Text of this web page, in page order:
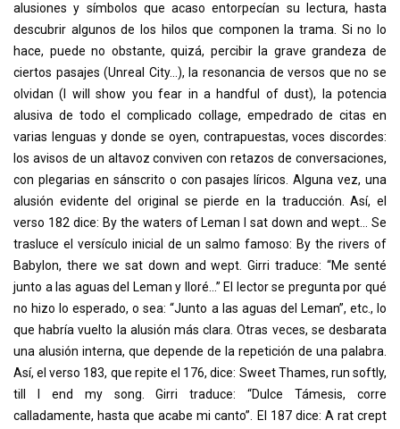
alusiones y símbolos que acaso entorpecían su lectura, hasta
descubrir algunos de los hilos que componen la trama. Si no lo
hace, puede no obstante, quizá, percibir la grave grandeza de
ciertos pasajes (Unreal City...), la resonancia de versos que no se
olvidan (I will show you fear in a handful of dust), la potencia
alusiva de todo el complicado collage, empedrado de citas en
varias lenguas y donde se oyen, contrapuestas, voces discordes:
los avisos de un altavoz conviven con retazos de conversaciones,
con plegarias en sánscrito o con pasajes líricos. Alguna vez, una
alusión evidente del original se pierde en la traducción. Así, el
verso 182 dice: By the waters of Leman I sat down and wept... Se
trasluce el versículo inicial de un salmo famoso: By the rivers of
Babylon, there we sat down and wept. Girri traduce: “Me senté
junto a las aguas del Leman y lloré...” El lector se pregunta por qué
no hizo lo esperado, o sea: “Junto a las aguas del Leman”, etc., lo
que habría vuelto la alusión más clara. Otras veces, se desbarata
una alusión interna, que depende de la repetición de una palabra.
Así, el verso 183, que repite el 176, dice: Sweet Thames, run softly,
till I end my song. Girri traduce: “Dulce Támesis, corre
calladamente, hasta que acabe mi canto”. El 187 dice: A rat crept